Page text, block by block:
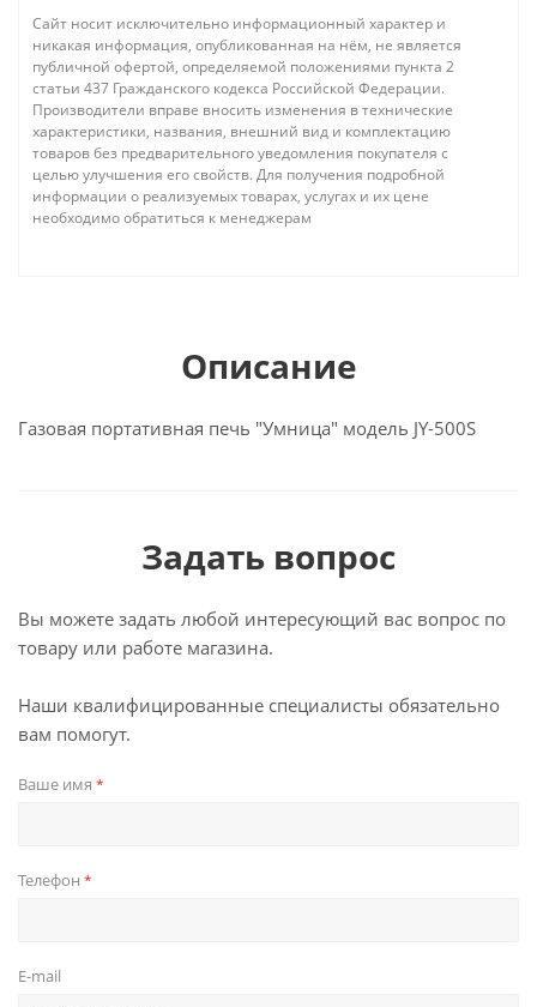
Сайт носит исключительно информационный характер и
никакая информация, опубликованная на нём, не является
публичной офертой, определяемой положениями пункта 2
статьи 437 Гражданского кодекса Российской Федерации.
Производители вправе вносить изменения в технические
характеристики, названия, внешний вид и комплектацию
товаров без предварительного уведомления покупателя с
целью улучшения его свойств. Для получения подробной
информации о реализуемых товарах, услугах и их цене
необходимо обратиться к менеджерам
Описание
Газовая портативная печь "Умница" модель JY-500S
Задать вопрос
Вы можете задать любой интересующий вас вопрос по
товару или работе магазина.
Наши квалифицированные специалисты обязательно
вам помогут.
Ваше имя *
Телефон *
E-mail